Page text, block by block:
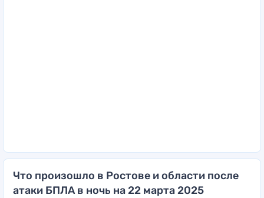
Что произошло в Ростове и области после
атаки БПЛА в ночь на 22 марта 2025